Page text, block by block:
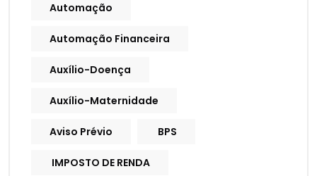
Automação
Automação Financeira
Auxílio-Doença
Auxílio-Maternidade
Aviso Prévio BPS
IMPOSTO DE RENDA